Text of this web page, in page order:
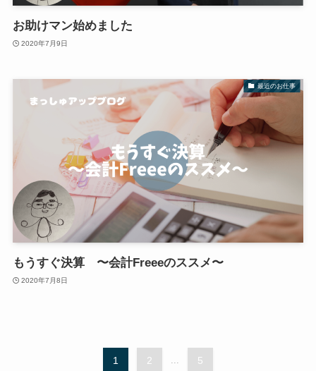
お助けマン始めました
2020年7月9日
最近のお仕事
もうすぐ決算 〜会計Freeeのススメ〜
2020年7月8日
1 2 ... 5